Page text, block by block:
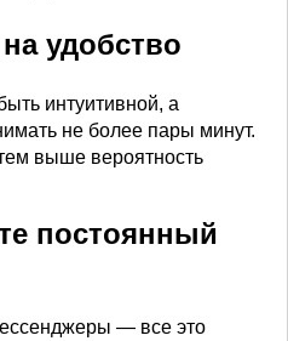
удобство
интуитивной, а
не более пары минут.
выше вероятность
постоянный
— все это